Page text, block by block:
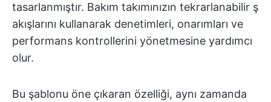
tasarlanmıştır. Bakım takımınızın tekrarlanabilir ş
akışlarını kullanarak denetimleri, onarımları ve
performans kontrollerini yönetmesine yardımcı
olur.
Bu şablonu öne çıkaran özelliği, aynı zamanda